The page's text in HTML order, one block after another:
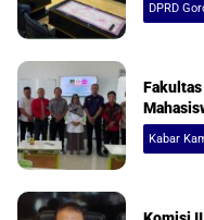
DPRD
Kabar